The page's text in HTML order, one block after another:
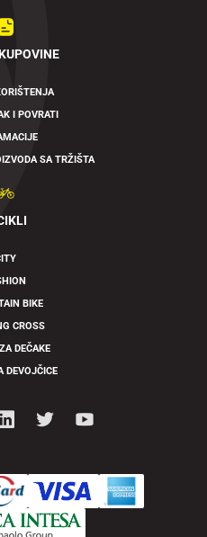
I POVRATI
SA TRŽIŠTA
BIKE
CROSS
DEČAKE
DEVOJČICE